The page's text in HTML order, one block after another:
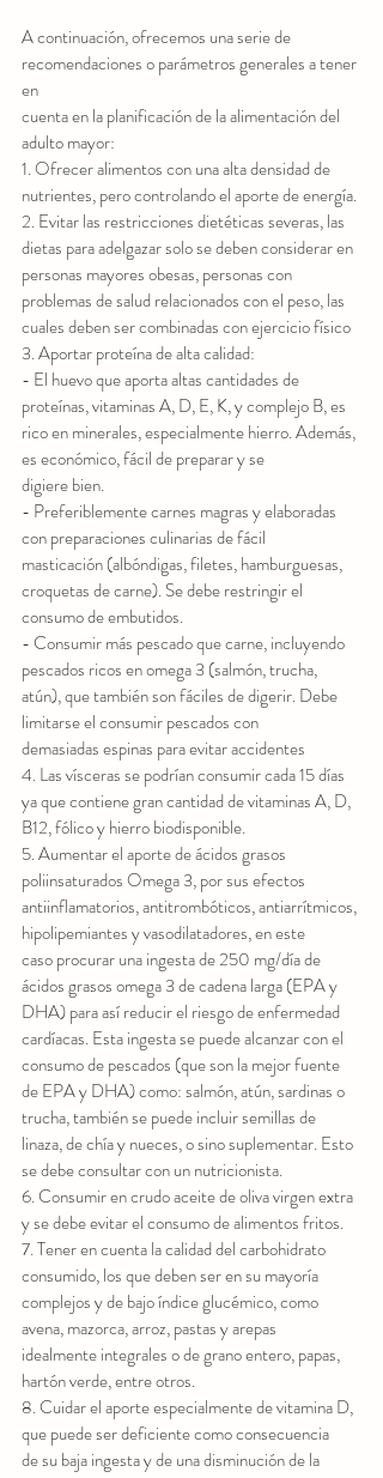
A continuación, ofrecemos una serie de
recomendaciones o parámetros generales a tener
en
cuenta en la planificación de la alimentación del
adulto mayor:
1. Ofrecer alimentos con una alta densidad de
nutrientes, pero controlando el aporte de energía.
2. Evitar las restricciones dietéticas severas, las
dietas para adelgazar solo se deben considerar en
personas mayores obesas, personas con
problemas de salud relacionados con el peso, las
cuales deben ser combinadas con ejercicio físico
3. Aportar proteína de alta calidad:
- El huevo que aporta altas cantidades de
proteínas, vitaminas A, D, E, K, y complejo B, es
rico en minerales, especialmente hierro. Además,
es económico, fácil de preparar y se
digiere bien.
- Preferiblemente carnes magras y elaboradas
con preparaciones culinarias de fácil
masticación (albóndigas, filetes, hamburguesas,
croquetas de carne). Se debe restringir el
consumo de embutidos.
- Consumir más pescado que carne, incluyendo
pescados ricos en omega 3 (salmón, trucha,
atún), que también son fáciles de digerir. Debe
limitarse el consumir pescados con
demasiadas espinas para evitar accidentes
4. Las vísceras se podrían consumir cada 15 días
ya que contiene gran cantidad de vitaminas A, D,
B12, fólico y hierro biodisponible.
5. Aumentar el aporte de ácidos grasos
poliinsaturados Omega 3, por sus efectos
antiinflamatorios, antitrombóticos, antiarrítmicos,
hipolipemiantes y vasodilatadores, en este
caso procurar una ingesta de 250 mg/día de
ácidos grasos omega 3 de cadena larga (EPA y
DHA) para así reducir el riesgo de enfermedad
cardíacas. Esta ingesta se puede alcanzar con el
consumo de pescados (que son la mejor fuente
de EPA y DHA) como: salmón, atún, sardinas o
trucha, también se puede incluir semillas de
linaza, de chía y nueces, o sino suplementar. Esto
se debe consultar con un nutricionista.
6. Consumir en crudo aceite de oliva virgen extra
y se debe evitar el consumo de alimentos fritos.
7. Tener en cuenta la calidad del carbohidrato
consumido, los que deben ser en su mayoría
complejos y de bajo índice glucémico, como
avena, mazorca, arroz, pastas y arepas
idealmente integrales o de grano entero, papas,
hartón verde, entre otros.
8. Cuidar el aporte especialmente de vitamina D,
que puede ser deficiente como consecuencia
de su baja ingesta y de una disminución de la